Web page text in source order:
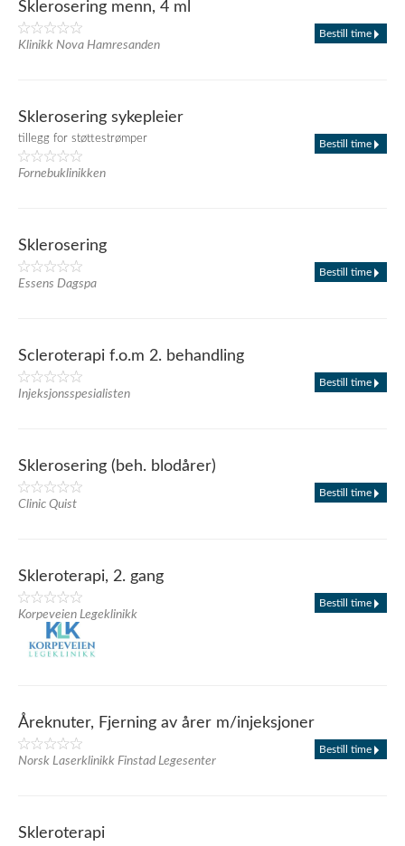
Sklerosering menn, 4 ml
Klinikk Nova Hamresanden
Bestill time
Sklerosering sykepleier
tillegg for støttestrømper
Fornebuklinikken
Bestill time
Sklerosering
Essens Dagspa
Bestill time
Scleroterapi f.o.m 2. behandling
Injeksjonsspesialisten
Bestill time
Sklerosering (beh. blodårer)
Clinic Quist
Bestill time
Skleroterapi, 2. gang
Korpeveien Legeklinikk
Bestill time
Åreknuter, Fjerning av årer m/injeksjoner
Norsk Laserklinikk Finstad Legesenter
Bestill time
Skleroterapi